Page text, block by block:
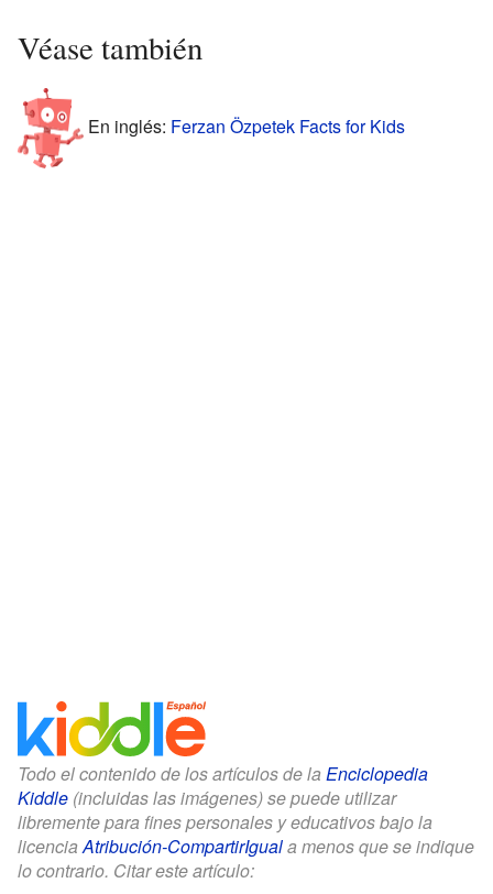
Véase también
En inglés: Ferzan Özpetek Facts for Kids
Todo el contenido de los artículos de la Enciclopedia
Kiddle (incluidas las imágenes) se puede utilizar
libremente para fines personales y educativos bajo la
licenciaAtribución-CompartirIguala menos que se indique
lo contrario. Citar este artículo: